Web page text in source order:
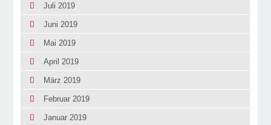
Juli 2019
Juni 2019
Mai 2019
April 2019
März 2019
Februar 2019
Januar 2019